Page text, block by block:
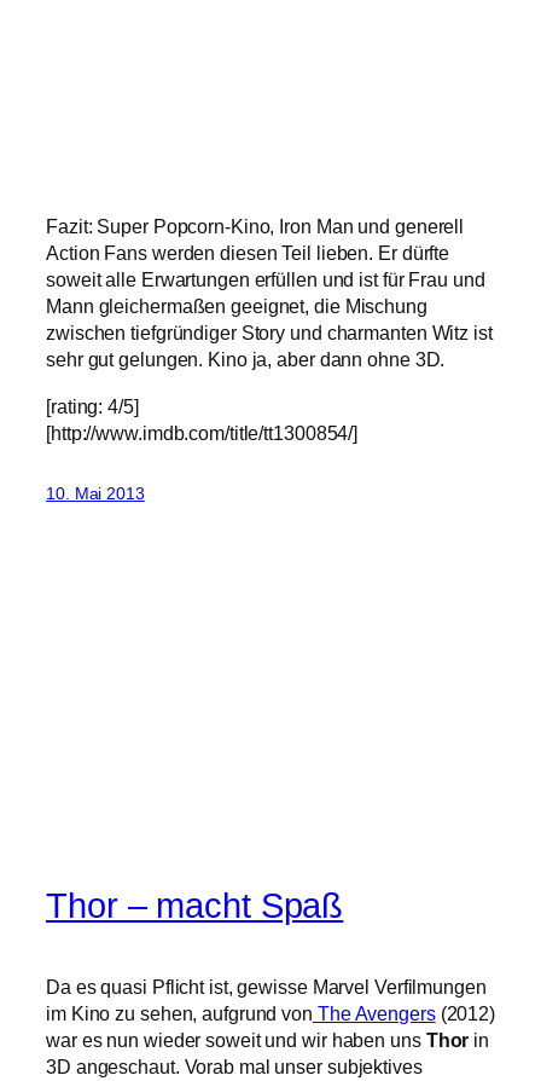
Fazit: Super Popcorn-Kino, Iron Man und generell
Action Fans werden diesen Teil lieben. Er dürfte
soweit alle Erwartungen erfüllen und ist für Frau und
Mann gleichermaßen geeignet, die Mischung
zwischen tiefgründiger Story und charmanten Witz ist
sehr gut gelungen. Kino ja, aber dann ohne 3D.
[rating: 4/5]
[http://www.imdb.com/title/tt1300854/]
10. Mai 2013
Thor – macht Spaß
Da es quasi Pflicht ist, gewisse Marvel Verfilmungen
im Kino zu sehen, aufgrund von The Avengers(2012)
war es nun wieder soweit und wir haben uns Thor in
3D angeschaut. Vorab mal unser subjektives